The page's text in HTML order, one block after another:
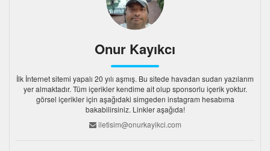
Onur Kayıkcı
İlk İnternet sitemi yapalı 20 yılı aşmış. Bu sitede havadan sudan yazılarım
yer almaktadır. Tüm içerikler kendime ait olup sponsorlu içerik yoktur.
görsel içerikler için aşağıdaki simgeden instagram hesabıma
bakabilirsiniz. Linkler aşağıda!
iletisim@onurkayikci.com